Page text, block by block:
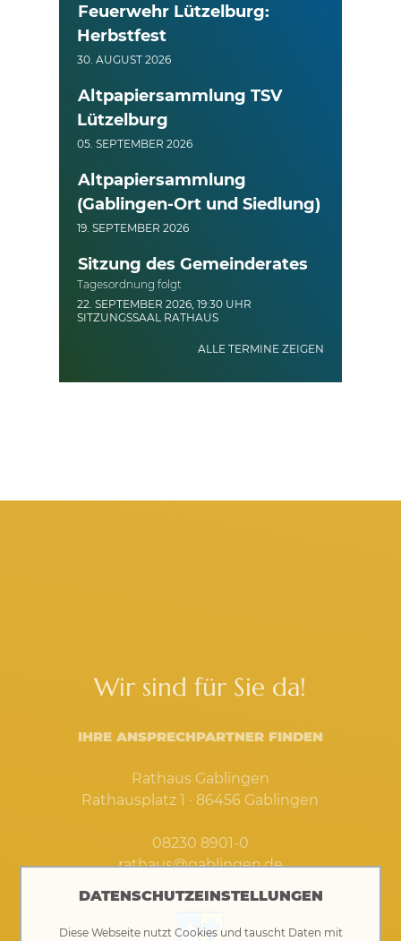
Feuerwehr Lützelburg:
Herbstfest
30. AUGUST 2026
Altpapiersammlung TSV
Lützelburg
05. SEPTEMBER 2026
Altpapiersammlung
(Gablingen-Ort und Siedlung)
19. SEPTEMBER 2026
Sitzung des Gemeinderates
Tagesordnung folgt
22. SEPTEMBER 2026, 19:30 UHR
SITZUNGSSAAL RATHAUS
ALLE TERMINE ZEIGEN
Wir sind für Sie da!
IHRE ANSPRECHPARTNER FINDEN
Rathaus Gablingen
Rathausplatz 1 · 86456 Gablingen
08230 8901-0
rathaus@gablingen.de
DATENSCHUTZEINSTELLUNGEN
Diese Webseite nutzt Cookies und tauscht Daten mit